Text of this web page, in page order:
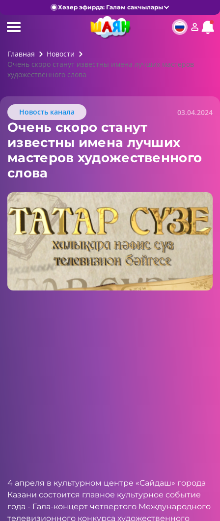
Хәзер эфирда: Галәм сакчылары
Главная
Новости
Очень скоро станут известны имена лучших мастеров
художественного слова
Новость канала 03.04.2024
Очень скоро станут
известны имена лучших
мастеров художественного
слова
4 апреля в культурном центре «Сайдаш» города
Казани состоится главное культурное событие
года - Гала-концерт четвертого Международного
телевизионного конкурса художественного